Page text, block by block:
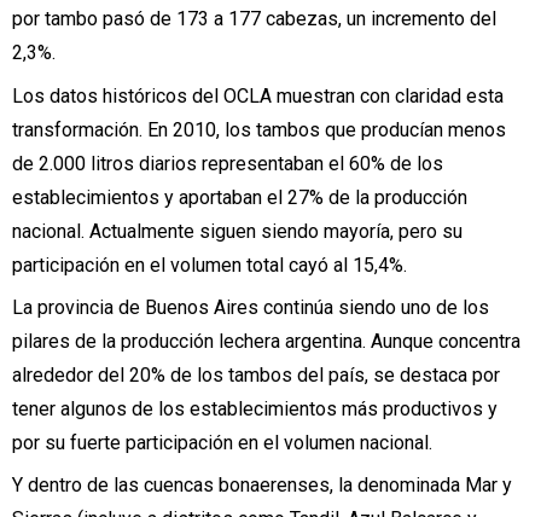
por tambo pasó de 173 a 177 cabezas, un incremento del
2,3%.
Los datos históricos del OCLA muestran con claridad esta
transformación. En 2010, los tambos que producían menos
de 2.000 litros diarios representaban el 60% de los
establecimientos y aportaban el 27% de la producción
nacional. Actualmente siguen siendo mayoría, pero su
participación en el volumen total cayó al 15,4%.
La provincia de Buenos Aires continúa siendo uno de los
pilares de la producción lechera argentina. Aunque concentra
alrededor del 20% de los tambos del país, se destaca por
tener algunos de los establecimientos más productivos y
por su fuerte participación en el volumen nacional.
Y dentro de las cuencas bonaerenses, la denominada Mar y